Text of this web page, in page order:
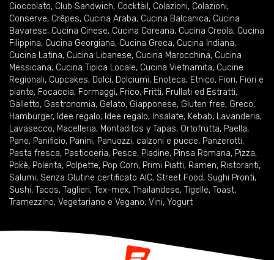
Cioccolato, Club Sandwich, Cocktail , Colazioni, Colazioni,
Conserve, Crêpes, Cucina Araba, Cucina Balcanica, Cucina
Bavarese, Cucina Cinese, Cucina Coreana, Cucina Creola, Cucina
Filippina, Cucina Georgiana, Cucina Greca, Cucina Indiana,
Cucina Latina, Cucina Libanese, Cucina Marocchina, Cucina
Messicana, Cucina Tipica Locale, Cucina Vietnamita, Cucine
Regionali, Cupcakes, Dolci, Dolciumi, Enoteca, Etnico, Fiori, Fiori e
piante, Focaccia, Formaggi, Frico, Fritti, Frullati ed Estratti,
Galletto, Gastronomia, Gelato, Giapponese, Gluten free, Greco,
Hamburger, Idee regalo, Idee regalo, Insalate, Kebab, Lavanderia,
Lavasecco, Macelleria, Montaditos y Tapas, Ortofrutta, Paella,
Pane, Panificio, Panini, Panuozzi, calzoni e pucce, Panzerotti,
Pasta fresca, Pasticceria, Pesce, Piadine, Pinsa Romana, Pizza,
Pokè, Polenta, Polpette, Pop Corn, Primi Piatti, Ramen, Ristoranti,
Salumi, Senza Glutine certificato AIC, Street Food, Sughi Pronti,
Sushi, Tacos, Taglieri, Tex-mex, Thailandese, Tigelle, Toast,
Tramezzino, Vegetariano e Vegano, Vini, Yogurt